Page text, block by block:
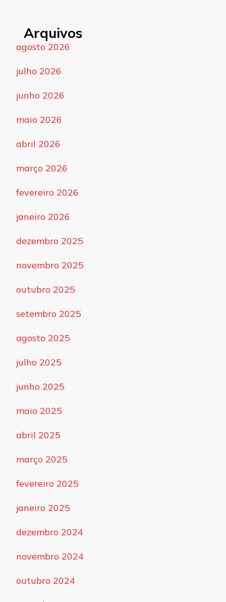
Arquivos
agosto 2026
julho 2026
junho 2026
maio 2026
abril 2026
março 2026
fevereiro 2026
janeiro 2026
dezembro 2025
novembro 2025
outubro 2025
setembro 2025
agosto 2025
julho 2025
junho 2025
maio 2025
abril 2025
março 2025
fevereiro 2025
janeiro 2025
dezembro 2024
novembro 2024
outubro 2024